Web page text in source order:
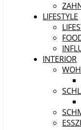
LIFESTYLE
INTERIOR